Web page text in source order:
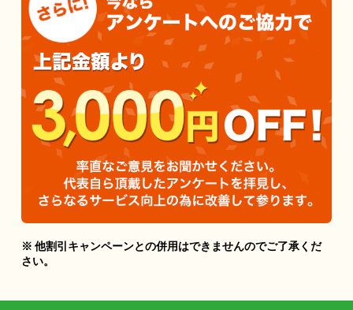
※ 他割引キャンペーンとの併用はできませんのでご了承くだ
さい。